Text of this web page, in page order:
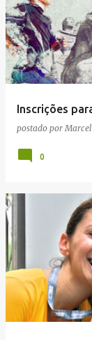
Inscrições
postado por
0